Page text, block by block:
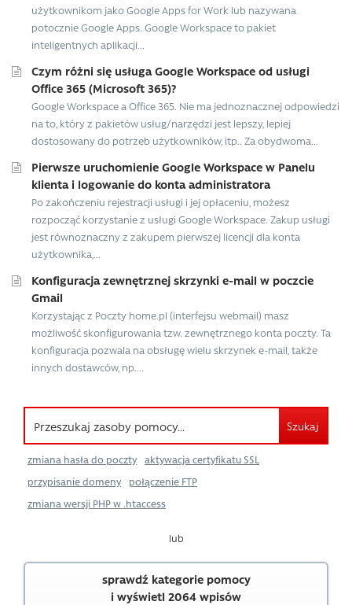
użytkownikom jako Google Apps for Work lub nazywana
potocznie Google Apps. Google Workspace to pakiet
inteligentnych aplikacji...
Czym różni się usługa Google Workspace od usługi
Office 365 (Microsoft 365)?
Google Workspace a Office 365. Nie ma jednoznacznej odpowiedzi
na to, który z pakietów usług/narzędzi jest lepszy, lepiej
dostosowany do potrzeb użytkowników, itp.. Za obydwoma...
Pierwsze uruchomienie Google Workspace w Panelu
klienta i logowanie do konta administratora
Po zakończeniu rejestracji usługi i jej opłaceniu, możesz
rozpocząć korzystanie z usługi Google Workspace. Zakup usługi
jest równoznaczny z zakupem pierwszej licencji dla konta
użytkownika,...
Konfiguracja zewnętrznej skrzynki e-mail w poczcie
Gmail
Korzystając z Poczty home.pl (interfejsu webmail) masz
możliwość skonfigurowania tzw. zewnętrznego konta poczty. Ta
konfiguracja pozwala na obsługę wielu skrzynek e-mail, także
innych dostawców, np....
Szukaj
zmiana hasła do poczty
aktywacja certyfikatu SSL
przypisanie domeny
połączenie FTP
zmiana wersji PHP w .htaccess
lub
sprawdź kategorie pomocy
i wyświetl 2064 wpisów